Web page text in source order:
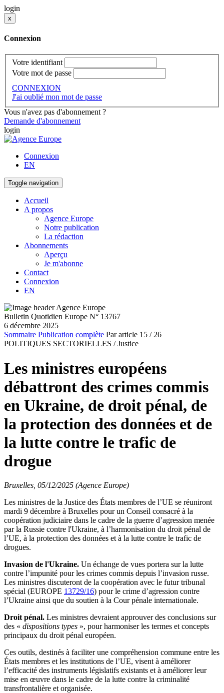
login
x
Connexion
Votre identifiant
Votre mot de passe
CONNEXION
J'ai oublié mon mot de passe
Vous n'avez pas d'abonnement ?
Demande d'abonnement
login
Connexion
EN
Toggle navigation
Accueil
A propos
Agence Europe
Notre publication
La rédaction
Abonnements
Aperçu
Je m'abonne
Contact
Connexion
EN
Bulletin Quotidien Europe N° 13767
6 décembre 2025
Sommaire Publication complète Par article 15 / 26
POLITIQUES SECTORIELLES / Justice
Les ministres européens
débattront des crimes commis
en Ukraine, de droit pénal, de
la protection des données et de
la lutte contre le trafic de
drogue
Bruxelles, 05/12/2025 (Agence Europe)
Les ministres de la Justice des États membres de l’UE se réuniront
mardi 9 décembre à Bruxelles pour un Conseil consacré à la
coopération judiciaire dans le cadre de la guerre d’agression menée
par la Russie contre l'Ukraine, à l’harmonisation du droit pénal de
l’UE, à la protection des données et à la lutte contre le trafic de
drogues.
Invasion de l'Ukraine. Un échange de vues portera sur la lutte
contre l’impunité pour les crimes commis depuis l’invasion russe.
Les ministres discuteront de la coopération avec le futur tribunal
spécial (EUROPE 13729/16) pour le crime d’agression contre
l’Ukraine ainsi que du soutien à la Cour pénale internationale.
Droit pénal. Les ministres devraient approuver des conclusions sur
des « dispositions types », pour harmoniser les termes et concepts
principaux du droit pénal européen.
Ces outils, destinés à faciliter une compréhension commune entre les
États membres et les institutions de l’UE, visent à améliorer
l’efficacité des instruments législatifs existants et à améliorer leur
mise en œuvre dans le cadre de la lutte contre la criminalité
transfrontalière et organisée.